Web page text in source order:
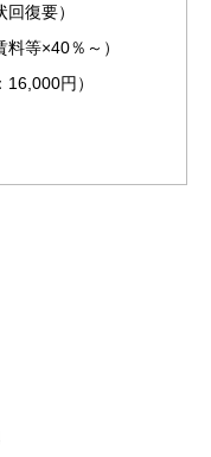
復要）
等×40％～）
円）